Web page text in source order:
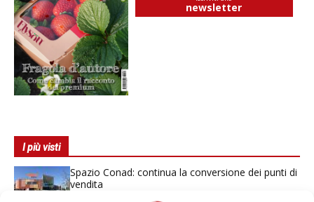
newsletter
I più visti
Spazio Conad: continua la conversione dei punti di
vendita